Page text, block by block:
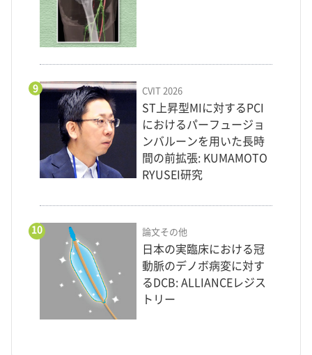
9 CVIT 2026
ST上昇型MIに対するPCI
におけるパーフュージョ
ンバルーンを用いた長時
間の前拡張: KUMAMOTO
RYUSEI研究
10 論文その他
日本の実臨床における冠
動脈のデノボ病変に対す
るDCB: ALLIANCEレジス
トリー